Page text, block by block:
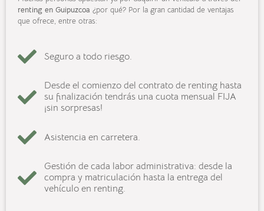
renting en Guipuzcoa ¿por qué? Por la gran cantidad de ventajas
que ofrece, entre otras:
Seguro a todo riesgo.
Desde el comienzo del contrato de renting hasta
su finalización tendrás una cuota mensual FIJA
¡sin sorpresas!
Asistencia en carretera.
Gestión de cada labor administrativa: desde la
compra y matriculación hasta la entrega del
vehículo en renting.